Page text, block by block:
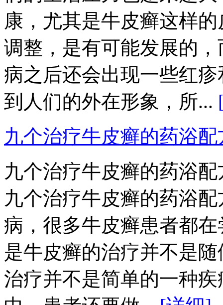
康，尤其是牛皮癣这样
调整，是有可能发展的
病之后还会出现一些红
到人们的外在形象，所...
九个治疗牛皮癣的药浴
九个治疗牛皮癣的药浴
九个治疗牛皮癣的药浴
病，很多牛皮癣患者都
是牛皮癣的治疗并不是
治疗并不是简单的一种